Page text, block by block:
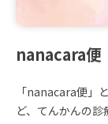
nanacara便
「nanacara便」
ど、てんかんの